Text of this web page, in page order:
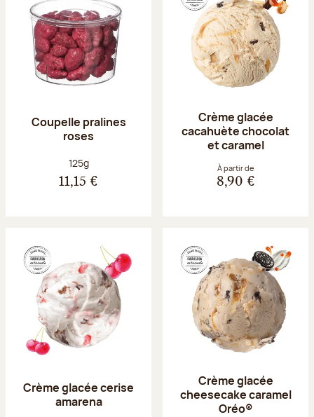
Coupelle pralines
roses
Poids net :
125g
11,15 €
Crème glacée
cacahuète chocolat
et caramel
À partir de
8,90 €
Crème glacée cerise
amarena
Crème glacée
cheesecake caramel
Oréo®